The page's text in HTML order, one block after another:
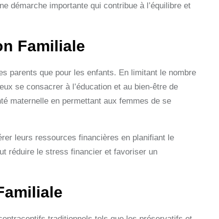
démarche importante qui contribue à l’équilibre et
Familiale
parents que pour les enfants. En limitant le nombre
se consacrer à l’éducation et au bien-être de
maternelle en permettant aux femmes de se
leurs ressources financières en planifiant le
réduire le stress financier et favoriser un